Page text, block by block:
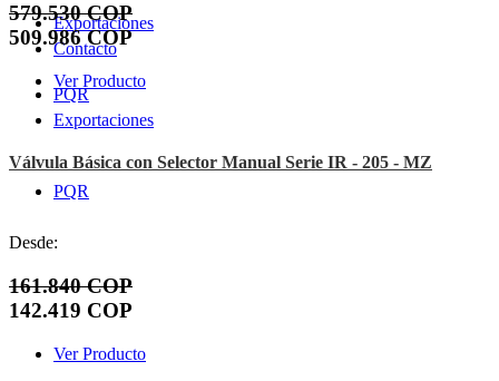
Contacto
Exportaciones
PQR
Exportaciones
PQR
579.530 COP
509.986 COP
Ver Producto
Válvula Básica con Selector Manual Serie IR - 205 - MZ
Desde:
161.840 COP
142.419 COP
Ver Producto